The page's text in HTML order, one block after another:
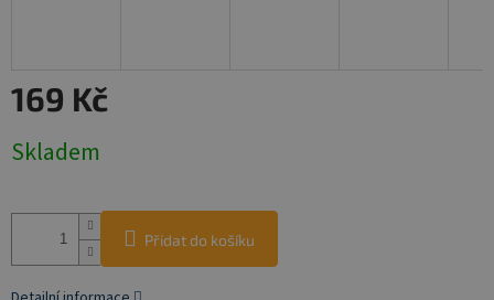
169 Kč
cena:
Skladem
Přidat do košíku